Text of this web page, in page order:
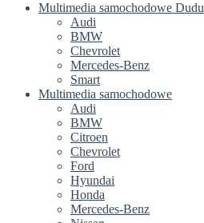
Multimedia samochodowe Dudu
Audi
BMW
Chevrolet
Mercedes-Benz
Smart
Multimedia samochodowe
Audi
BMW
Citroen
Chevrolet
Ford
Hyundai
Honda
Mercedes-Benz